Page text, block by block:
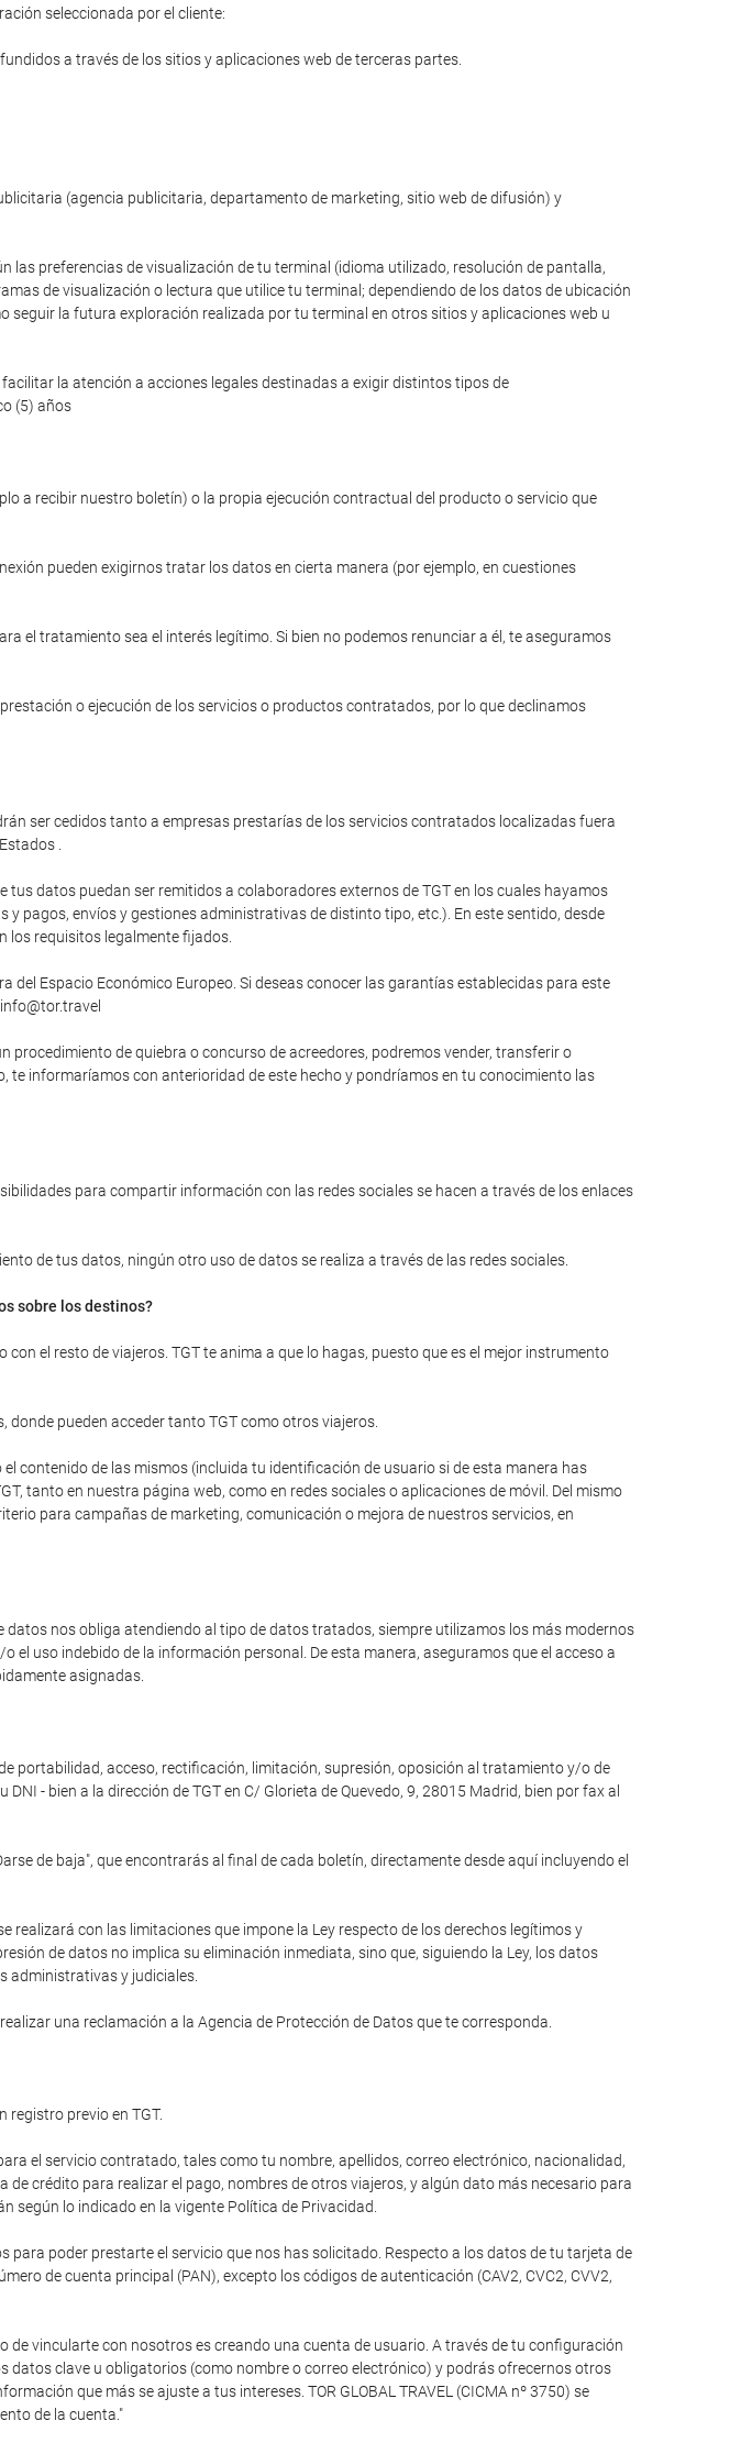
seleccionada por el cliente:
a través de los sitios y aplicaciones web de terceras partes.
(agencia publicitaria, departamento de marketing, sitio web de difusión) y
preferencias de visualización de tu terminal (idioma utilizado, resolución de pantalla,
de visualización o lectura que utilice tu terminal; dependiendo de los datos de ubicación
la futura exploración realizada por tu terminal en otros sitios y aplicaciones web u
la atención a acciones legales destinadas a exigir distintos tipos de
(5) años
a recibir nuestro boletín) o la propia ejecución contractual del producto o servicio que
pueden exigirnos tratar los datos en cierta manera (por ejemplo, en cuestiones
el tratamiento sea el interés legítimo. Si bien no podemos renunciar a él, te aseguramos
o ejecución de los servicios o productos contratados, por lo que declinamos
ser cedidos tanto a empresas prestarías de los servicios contratados localizadas fuera
.
datos puedan ser remitidos a colaboradores externos de TGT en los cuales hayamos
pagos, envíos y gestiones administrativas de distinto tipo, etc.). En este sentido, desde
los requisitos legalmente fijados.
Espacio Económico Europeo. Si deseas conocer las garantías establecidas para este
procedimiento de quiebra o concurso de acreedores, podremos vender, transferir o
informaríamos con anterioridad de este hecho y pondríamos en tu conocimiento las
para compartir información con las redes sociales se hacen a través de los enlaces
de tus datos, ningún otro uso de datos se realiza a través de las redes sociales.
sobre los destinos?
el resto de viajeros. TGT te anima a que lo hagas, puesto que es el mejor instrumento
pueden acceder tanto TGT como otros viajeros.
contenido de las mismos (incluida tu identificación de usuario si de esta manera has
tanto en nuestra página web, como en redes sociales o aplicaciones de móvil. Del mismo
para campañas de marketing, comunicación o mejora de nuestros servicios, en
nos obliga atendiendo al tipo de datos tratados, siempre utilizamos los más modernos
uso indebido de la información personal. De esta manera, aseguramos que el acceso a
asignadas.
portabilidad, acceso, rectificación, limitación, supresión, oposición al tratamiento y/o de
- bien a la dirección de TGT en C/ Glorieta de Quevedo, 9, 28015 Madrid, bien por fax al
de baja", que encontrarás al final de cada boletín, directamente desde aquí incluyendo el
con las limitaciones que impone la Ley respecto de los derechos legítimos y
de datos no implica su eliminación inmediata, sino que, siguiendo la Ley, los datos
administrativas y judiciales.
una reclamación a la Agencia de Protección de Datos que te corresponda.
registro previo en TGT.
el servicio contratado, tales como tu nombre, apellidos, correo electrónico, nacionalidad,
crédito para realizar el pago, nombres de otros viajeros, y algún dato más necesario para
según lo indicado en la vigente Política de Privacidad.
poder prestarte el servicio que nos has solicitado. Respecto a los datos de tu tarjeta de
de cuenta principal (PAN), excepto los códigos de autenticación (CAV2, CVC2, CVV2,
vincularte con nosotros es creando una cuenta de usuario. A través de tu configuración
clave u obligatorios (como nombre o correo electrónico) y podrás ofrecernos otros
que más se ajuste a tus intereses. TOR GLOBAL TRAVEL (CICMA nº 3750) se
de la cuenta."